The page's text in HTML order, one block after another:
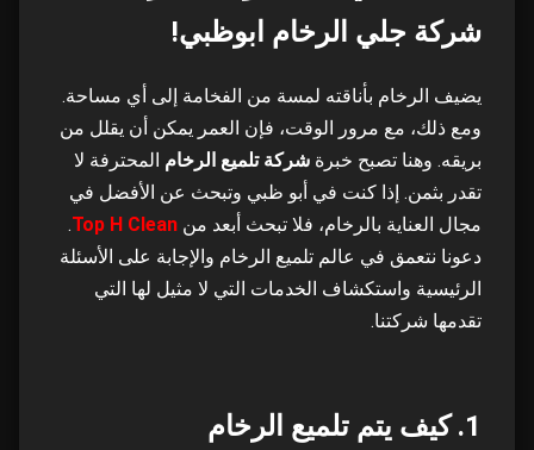
4
2. لماذا تختار شركة توب اتش كلين لتلميع الرخام
في ابوظبي؟
2.1. أفضل شركة تلميع رخام في ابوظبي
شركة جلي الرخام ابوظبي!
يضيف الرخام بأناقته لمسة من الفخامة إلى أي مساحة.
ومع ذلك، مع مرور الوقت، فإن العمر يمكن أن يقلل من
بريقه. وهنا تصبح خبرة شركة تلميع الرخام المحترفة لا
تقدر بثمن. إذا كنت في أبو ظبي وتبحث عن الأفضل في
مجال العناية بالرخام، فلا تبحث أبعد من Top H Clean
.
دعونا نتعمق في عالم تلميع الرخام والإجابة على الأسئلة
الرئيسية واستكشاف الخدمات التي لا مثيل لها التي
تقدمها شركتنا.
1. كيف يتم تلميع الرخام